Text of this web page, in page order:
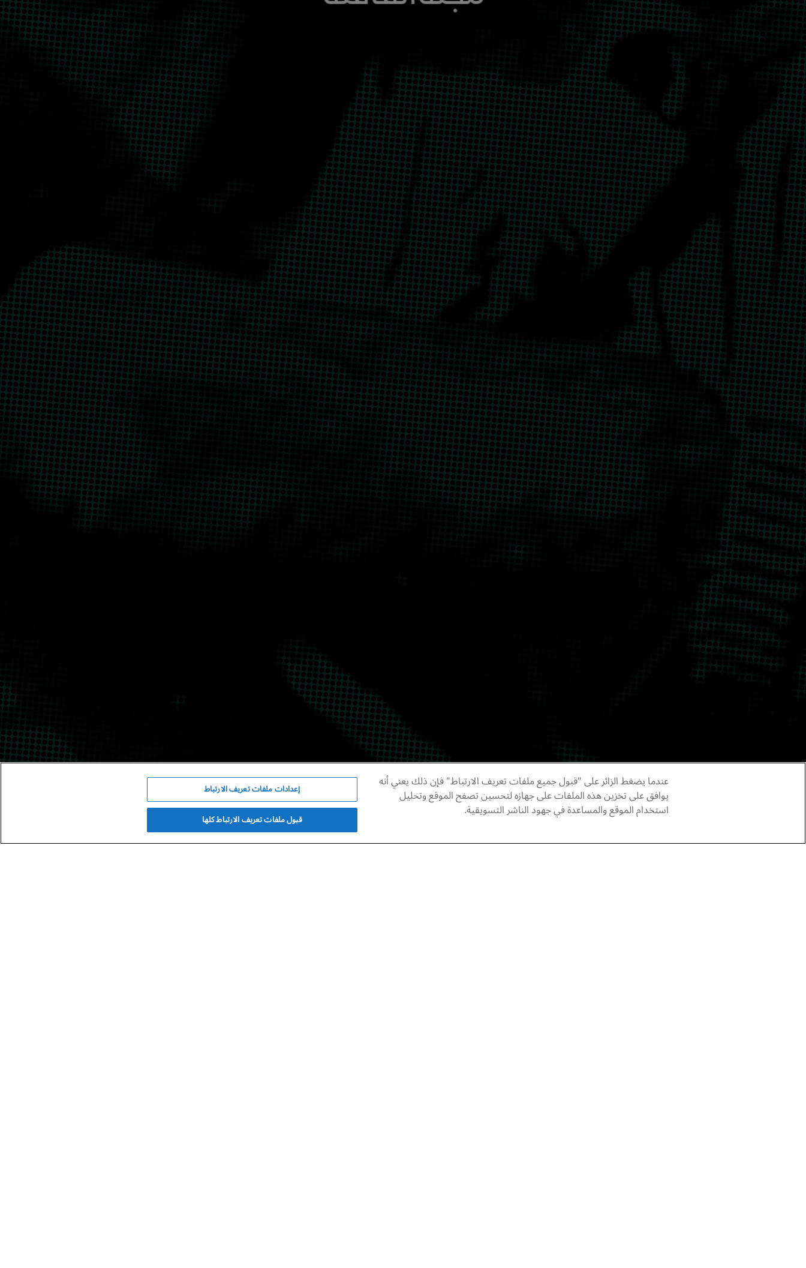
حرة الرهاة بمنطقة تبوك.عندما يضغط الزائر على "قبول جميع ملفات تعريف الارتباط" فإن ذلك يعني أنه
يوافق على تخزين هذه الملفات على جهازه لتحسين تصفح الموقع وتحليل
استخدام الموقع والمساعدة في جهود الناشر التسويقية.
إعدادات ملفات تعريف الارتباط
قبول ملفات تعريف الارتباط كلها